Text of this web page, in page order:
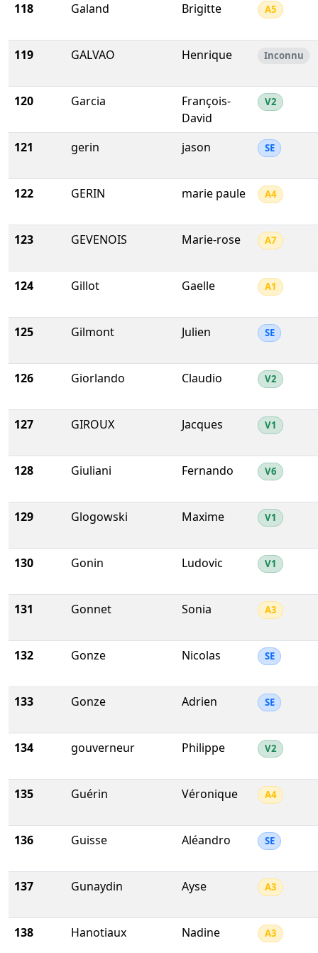
118 Galand Brigitte A5
119 GALVAO Henrique Inconnu
120 Garcia
François-
David
V2
121 gerin jason SE
122 GERIN marie paule A4
123 GEVENOIS Marie-rose A7
124 Gillot Gaelle A1
125 Gilmont Julien SE
126 Giorlando Claudio V2
127 GIROUX Jacques V1
128 Giuliani Fernando V6
129 Glogowski Maxime V1
130 Gonin Ludovic V1
131 Gonnet Sonia A3
132 Gonze Nicolas SE
133 Gonze Adrien SE
134 gouverneur Philippe V2
135 Guérin Véronique A4
136 Guisse Aléandro SE
137 Gunaydin Ayse A3
138 Hanotiaux Nadine A3